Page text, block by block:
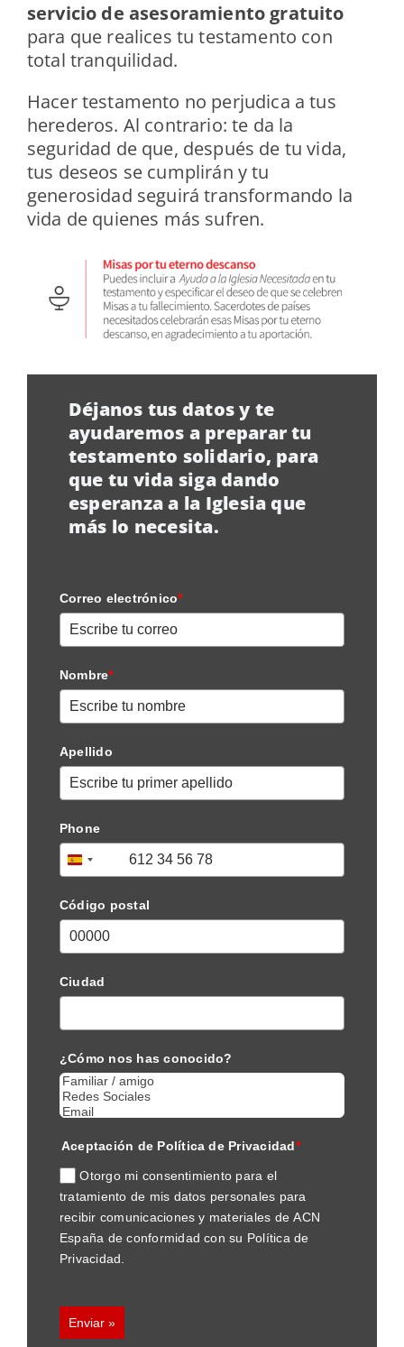
servicio de asesoramiento gratuito
para que realices tu testamento con
total tranquilidad.
Hacer testamento no perjudica a tus
herederos. Al contrario: te da la
seguridad de que, después de tu vida,
tus deseos se cumplirán y tu
generosidad seguirá transformando la
vida de quienes más sufren.
Déjanos tus datos y te
ayudaremos a preparar tu
testamento solidario, para
que tu vida siga dando
esperanza a la Iglesia que
más lo necesita.
Correo electrónico*
Nombre*
Apellido
Phone
Spain
Código postal
Ciudad
¿Cómo nos has conocido?
Aceptación de Política de Privacidad*
Otorgo mi consentimiento para el
tratamiento de mis datos personales para
recibir comunicaciones y materiales de ACN
España de conformidad con su Política de
Privacidad.
Enviar »